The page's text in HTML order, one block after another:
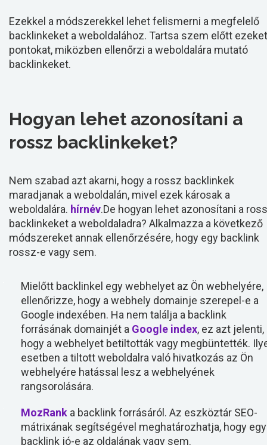
Ezekkel a módszerekkel lehet felismerni a megfelelő
backlinkeket a weboldalához. Tartsa szem előtt
pontokat, miközben ellenőrzi a weboldalára mutató
backlinkeket.
Hogyan lehet azonosítani a
rossz backlinkeket?
Nem szabad azt akarni, hogy a rossz backlinkek
maradjanak a weboldalán, mivel ezek károsak a
weboldalára. hírnév.De hogyan lehet azonosítani a
backlinkeket a weboldaladra? Alkalmazza a következő
módszereket annak ellenőrzésére, hogy egy backlink
rossz-e vagy sem.
Mielőtt backlinkel egy webhelyet az Ön webhelyére,
ellenőrizze, hogy a webhely domainje szerepel-e a
Google indexében. Ha nem találja a backlink
forrásának domainjét a Google index, ez azt jelenti,
hogy a webhelyet betiltották vagy megbüntették.
esetben a tiltott weboldalra való hivatkozás az Ön
webhelyére hatással lesz a webhelyének
rangsorolására.
MozRank a backlink forrásáról. Az eszköztár SEO-
mátrixának segítségével meghatározhatja, hogy egy
backlink jó-e az oldalának vagy sem.